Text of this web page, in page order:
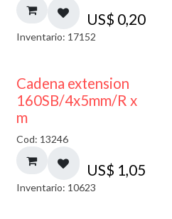
US$ 0,20
Inventario: 17152
Cadena extension
160SB/4x5mm/R x
m
Cod: 13246
US$ 1,05
Inventario: 10623